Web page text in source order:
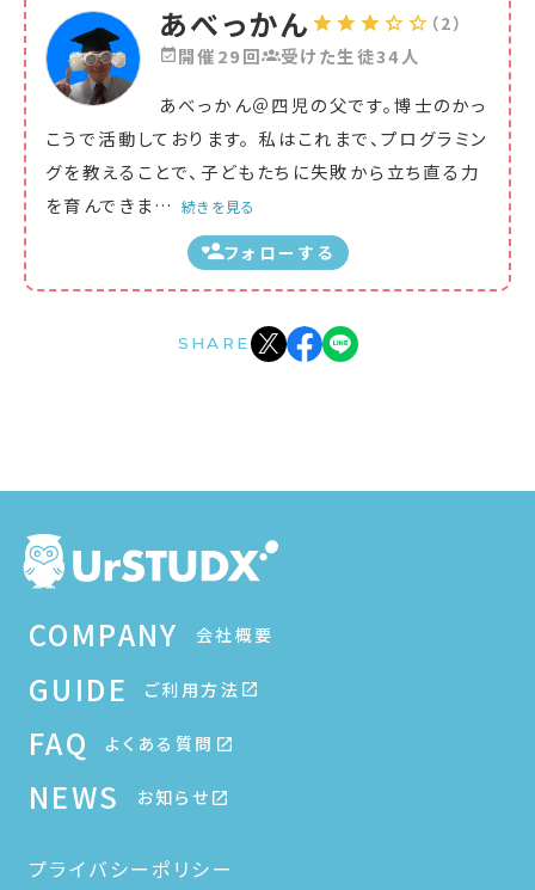
フォローする
あべっかん （2）
開催29回
受けた生徒34人
あべっかん＠四児の父です。博士のかっ
こうで活動しております。 私はこれまで、プログラミン
グを教えることで、子どもたちに失敗から立ち直る力
を育んできま…続きを見る
SHARE
COMPANY 会社概要
GUIDE ご利用方法
FAQ よくある質問
NEWS お知らせ
プライバシーポリシー